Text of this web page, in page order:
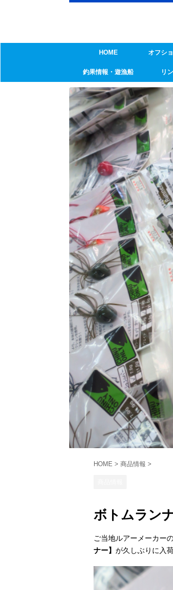
HOME オフシ
釣果情報・遊漁船 リ
HOME > 商品情報 >
ボトムラン
ご当地ルアーメーカー
ナー】 が久しぶりに入荷